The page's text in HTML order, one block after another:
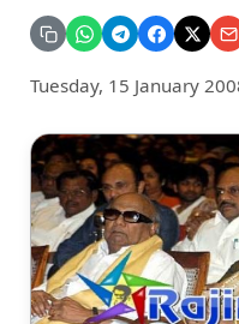
Tuesday, 15 January